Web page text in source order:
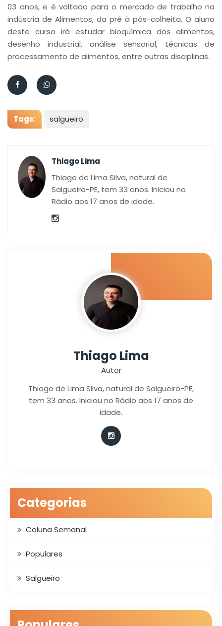
03 anos, e é voltado para o mercado de trabalho na
indústria de Alimentos, da pré à pós-colheita. O aluno
deste curso irá estudar bioquímica dos alimentos,
desenho industrial, análise sensorial, técnicas de
processamento de alimentos, entre outras disciplinas.
Tags: salgueiro
Thiago Lima
Thiago de Lima Silva, natural de
Salgueiro-PE, tem 33 anos. Iniciou no
Rádio aos 17 anos de idade.
Thiago Lima
Autor
Thiago de Lima Silva, natural de Salgueiro-PE,
tem 33 anos. Iniciou no Rádio aos 17 anos de
idade.
Categorias
Coluna Semanal
Populares
Salgueiro